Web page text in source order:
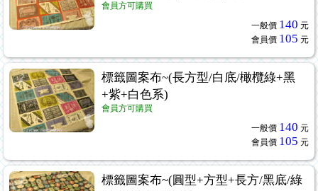
會員方可購買
一般價 140 元
會員價 105 元
標籤圖案布~(長方型/白底/橄欖綠+黑
+紫+白色系)
會員方可購買
一般價 140 元
會員價 105 元
標籤圖案布~(圓型+方型+長方/黑底/綠